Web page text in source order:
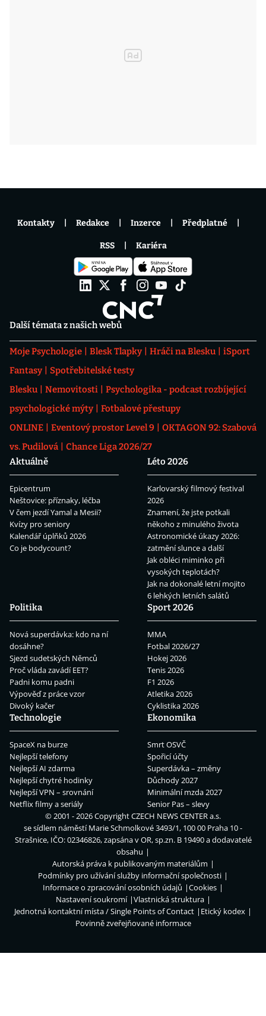
Další témata z našich webů
Moje Psychologie Blesk Tlapky Hráči na Blesku
iSport
Fantasy
Spotřebitelské testy
Blesku
Nemovitosti
Psychologika - podcast rozbíjející
psychologické mýty
Fotbalové přestupy
ONLINE
Eventový prostor Level 9
OKTAGON 92: Szabová
vs. Pudilová
Chance Liga 2026/27
Aktuálně
Epicentrum
Neštovice: příznaky, léčba
V čem jezdí Yamal a Mesii?
Kvízy pro seniory
Kalendář úplňků 2026
Co je bodycount?
Léto 2026
Karlovarský filmový festival
2026
Znamení, že jste potkali
někoho z minulého života
Astronomické úkazy 2026:
zatmění slunce a další
Jak obléci miminko při
vysokých teplotách?
Jak na dokonalé letní mojito
6 lehkých letních salátů
Politika
Nová superdávka: kdo na ní
dosáhne?
Sjezd sudetských Němců
Proč vláda zavádí EET?
Padni komu padni
Výpověď z práce vzor
Divoký kačer
Sport 2026
MMA
Fotbal 2026/27
Hokej 2026
Tenis 2026
F1 2026
Atletika 2026
Cyklistika 2026
Technologie
SpaceX na burze
Nejlepší telefony
Nejlepší AI zdarma
Nejlepší chytré hodinky
Nejlepší VPN – srovnání
Netflix filmy a seriály
Ekonomika
Smrt OSVČ
Spořicí účty
Superdávka – změny
Důchody 2027
Minimální mzda 2027
Senior Pas – slevy
Kontakty Redakce Inzerce Předplatné
RSS Kariéra
© 2001 - 2026 CopyrightCZECH NEWS CENTER a.s.
se sídlem náměstí Marie Schmolkové 3493/1, 100 00 Praha 10 -
Strašnice, IČO: 02346826, zapsána v OR, sp.zn. B 19490 a dodavatelé
obsahu
Autorská práva k publikovaným materiálům
Podmínky pro užívání služby informační společnosti
Informace o zpracování osobních údajů
Cookies
Nastavení soukromí
Vlastnická struktura
Jednotná kontaktní místa / Single Points of Contact
Etický kodex
Povinně zveřejňované informace